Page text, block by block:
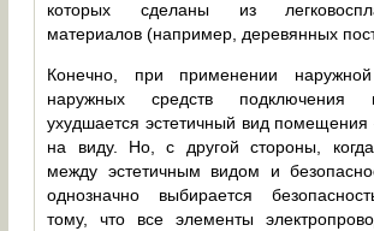
которых сделаны из
материалов (например, деревянных
Конечно, при применении
наружных средств подключения
ухудшается эстетичный вид помещения
на виду. Но, с другой стороны,
между эстетичным видом и
однозначно выбирается
тому, что все элементы